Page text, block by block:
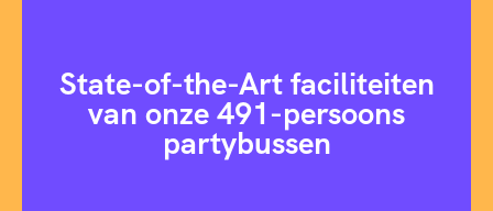
State-of-the-Art faciliteiten
van onze 491-persoons
partybussen